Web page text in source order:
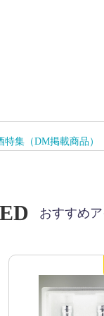
集（DM掲載商品）
おすすめ